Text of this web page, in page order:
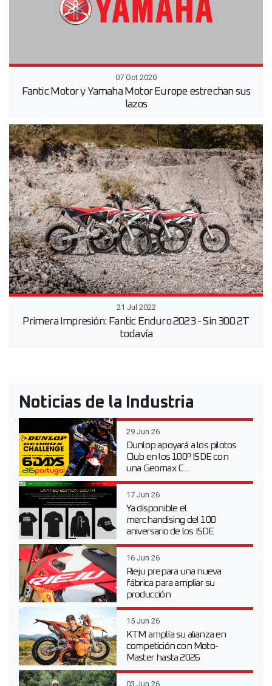
07 Oct 2020
Fantic Motor y Yamaha Motor Europe estrechan sus
lazos
21 Jul 2022
Primera Impresión: Fantic Enduro 2023 - Sin 300 2T
todavía
Noticias de la Industria
29 Jun 26
Dunlop apoyará a los pilotos
Club en los 100º ISDE con
una Geomax C...
17 Jun 26
Ya disponible el
merchandising del 100
aniversario de los ISDE
16 Jun 26
Rieju prepara una nueva
fábrica para ampliar su
producción
15 Jun 26
KTM amplía su alianza en
competición con Moto-
Master hasta 2026
03 Jun 26